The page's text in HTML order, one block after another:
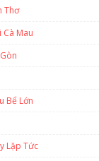
Thơ
Cà Mau
Bể Lớn
Lặp Tức